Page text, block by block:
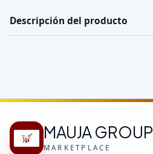
Descripción del producto
MAUJA GROUP
MARKETPLACE